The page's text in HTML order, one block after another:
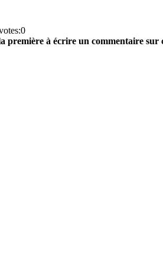
première à écrire un commentaire